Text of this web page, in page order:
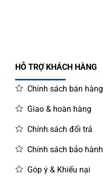
HỖ TRỢ KHÁCH HÀNG
Chính sách bán hàng
Giao & hoàn hàng
Chính sách đổi trả
Chính sách bảo hành
Góp ý & Khiếu nại